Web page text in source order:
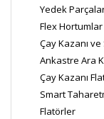
Yedek
Flex Hortumlar
Çay Kazanı
Ankastre Ara
Çay Kazanı
Smart
Flatörler